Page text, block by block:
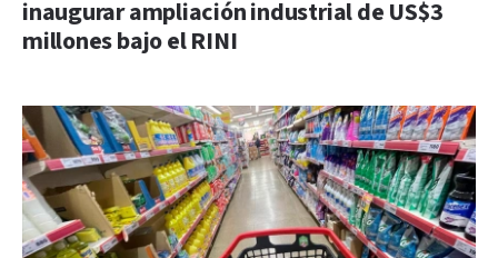
inaugurar ampliación industrial de US$3
millones bajo el RINI